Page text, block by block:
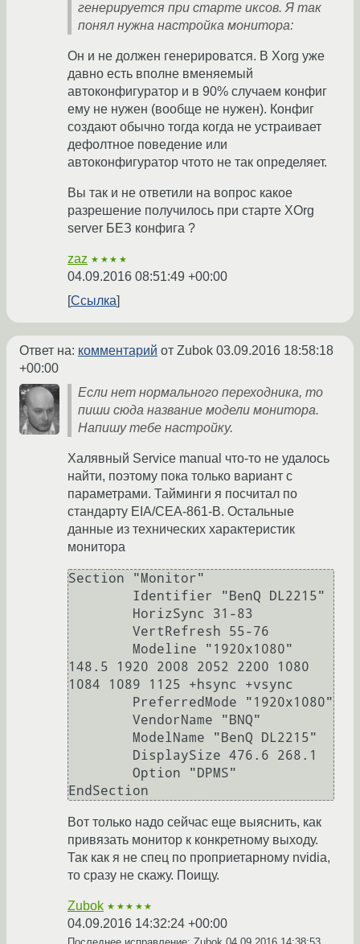
генерируется при старте иксов. Я так
понял нужна настройка монитора:
Он и не должен генерироватся. В Xorg уже
давно есть вполне вменяемый
автоконфигуратор и в 90% случаем конфиг
ему не нужен (вообще не нужен). Конфиг
создают обычно тогда когда не устраивает
дефолтное поведение или
автоконфигуратор чтото не так определяет.
Вы так и не ответили на вопрос какое
разрешение получилось при старте XOrg
server БЕЗ конфига ?
zaz ★★★★
04.09.2016 08:51:49 +00:00
Ссылка
Ответ на: комментарий от Zubok 03.09.2016 18:58:18
+00:00
Если нет нормального переходника, то
пиши сюда название модели монитора.
Напишу тебе настройку.
Халявный Service manual что-то не удалось
найти, поэтому пока только вариант с
параметрами. Тайминги я посчитал по
стандарту EIA/CEA-861-B. Остальные
данные из технических характеристик
монитора
Section "Monitor"
148.5 1920 2008 2052 2200 1080
1084 1089 1125 +hsync +vsync
Вот только надо сейчас еще выяснить, как
привязать монитор к конкретному выходу.
Так как я не спец по проприетарному nvidia,
то сразу не скажу. Поищу.
Zubok ★★★★★
04.09.2016 14:32:24 +00:00